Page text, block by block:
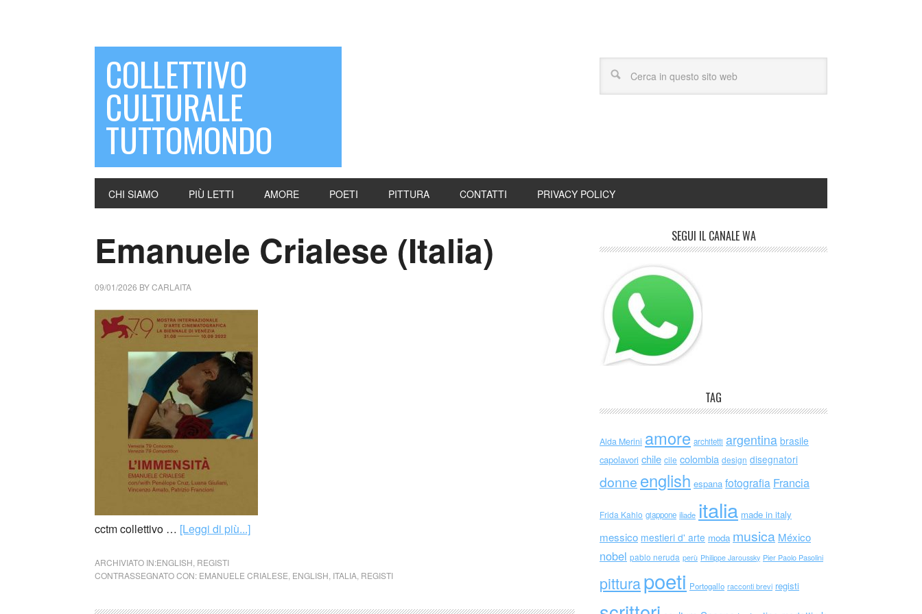
COLLETTIVO
CULTURALE
TUTTOMONDO
CHI SIAMO PIÙ LETTI AMORE POETI PITTURA CONTATTI PRIVACY POLICY
Emanuele Crialese (Italia)
09/01/2026 BYCARLAITA
cctm collettivo … [Leggi di più...]
ARCHIVIATO IN:ENGLISH REGISTI
CONTRASSEGNATO CON: EMANUELE CRIALESE ENGLISH ITALIA REGISTI
SEGUI IL CANALE WA
TAG
Alda Merini amore architetti argentina brasile
capolavori chile cile colombia design disegnatori
donne english espana fotografia Francia
Frida Kahlo giappone iliade italia made in italy
messico mestieri d' arte moda musica México
nobel pablo neruda perù Philippe Jaroussky Pier Paolo Pasolini
pitturapoeti Portogallo racconti brevi registi